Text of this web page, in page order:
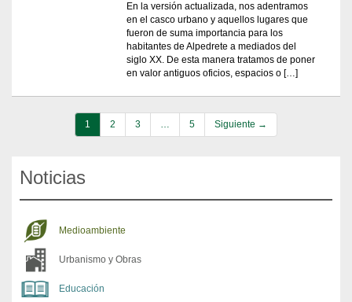
En la versión actualizada, nos adentramos
en el casco urbano y aquellos lugares que
fueron de suma importancia para los
habitantes de Alpedrete a mediados del
siglo XX. De esta manera tratamos de poner
en valor antiguos oficios, espacios o […]
1 2 3 … 5 Siguiente →
Noticias
Medioambiente
Urbanismo y Obras
Educación